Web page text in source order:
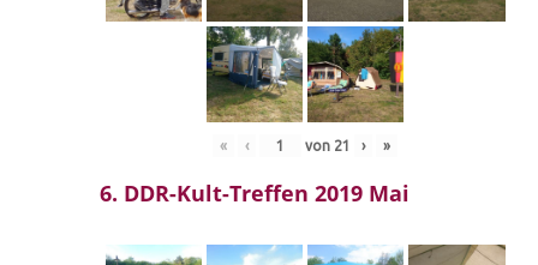
« ‹ von 21 › »
6. DDR-Kult-Treffen 2019 Mai